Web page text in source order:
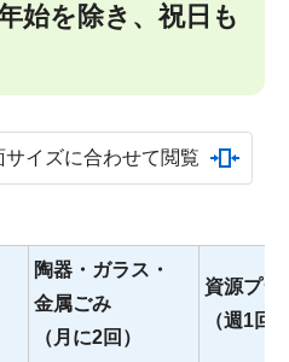
年始を除き、祝日も
サイズに合わせて閲覧
陶器・ガラス・
金属ごみ
（月に2回）
資源プラ
（週1回